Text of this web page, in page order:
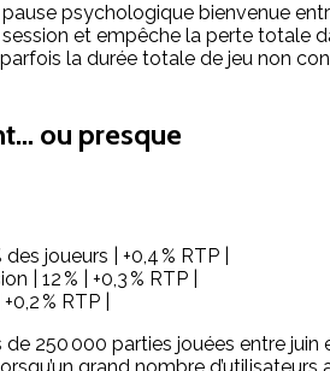
psychologique bienvenue
et empêche la perte totale
la durée totale de jeu non
ou presque
joueurs | +0,4 % RTP |
| 12 % | +0,3 % RTP |
% RTP |
250 000 parties jouées entre